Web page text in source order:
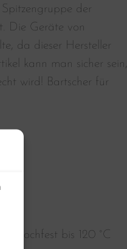
der
Die Geräte von
da dieser Hersteller
kann man sicher sein,
wird! Bartscher für
,Kochfest bis 120 °C